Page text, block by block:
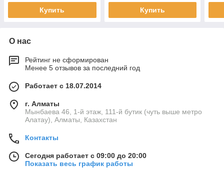
Купить Купить
О нас
Рейтинг не сформирован
Менее 5 отзывов за последний год
Работает с 18.07.2014
г. Алматы
Мынбаева 46, 1-й этаж, 111-й бутик (чуть выше метро
Алатау), Алматы, Казахстан
Контакты
Сегодня работает с 09:00 до 20:00
Показать весь график работы